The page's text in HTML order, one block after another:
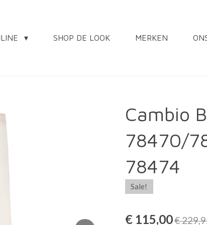
SHOP DE LOOK MERKEN
Cambio
78470/
78474
Sale!
€ 115,00€